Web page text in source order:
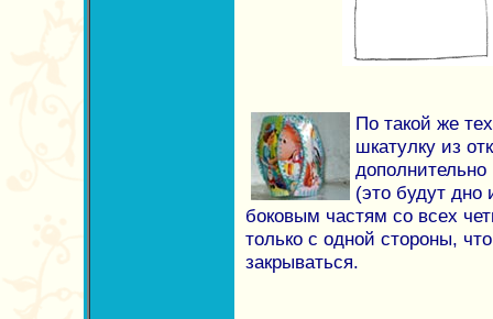
По такой же
шкатулку из
дополнительно
(это будут дно
боковым частям со всех
только с одной стороны,
закрываться.